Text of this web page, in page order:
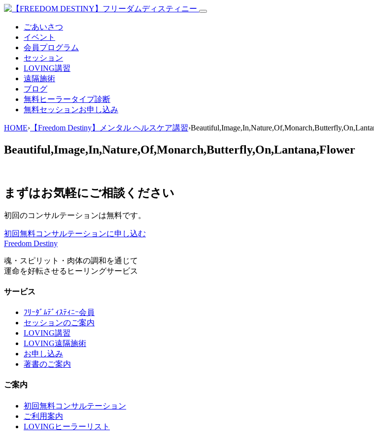
ごあいさつ
イベント
会員プログラム
セッション
LOVING講習
遠隔施術
ブログ
無料ヒーラータイプ診断
無料セッションお申し込み
HOME› 【Freedom Destiny】メンタル ヘルスケア講習›
Beautiful,Image,In,Nature,Of,Monarch,Butterfly,On,Lantana,Flower
まずはお気軽にご相談ください
初回のコンサルテーションは無料です。
初回無料コンサルテーションに申し込む
Freedom Destiny
魂・スピリット・肉体の調和を通じて
運命を好転させるヒーリングサービス
サービス
ﾌﾘｰﾀﾞﾑﾃﾞｨｽﾃｨﾆｰ会員
セッションのご案内
LOVING講習
LOVING遠隔施術
お申し込み
著書のご案内
ご案内
初回無料コンサルテーション
ご利用案内
LOVINGヒーラーリスト